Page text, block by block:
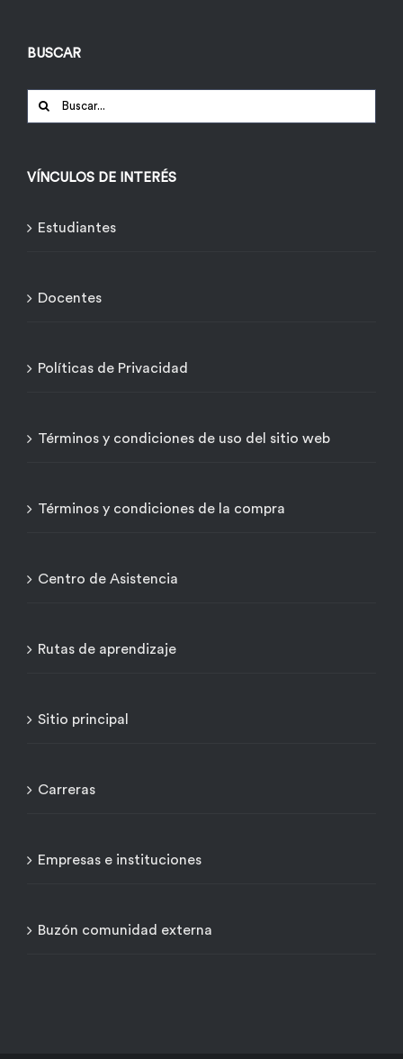
BUSCAR
Buscar:
VÍNCULOS DE INTERÉS
Estudiantes
Docentes
Políticas de Privacidad
Términos y condiciones de uso del sitio web
Términos y condiciones de la compra
Centro de Asistencia
Rutas de aprendizaje
Sitio principal
Carreras
Empresas e instituciones
Buzón comunidad externa